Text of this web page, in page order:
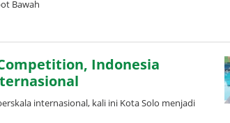
Bawah
Indonesia
internasional, kali ini Kota Solo menjadi